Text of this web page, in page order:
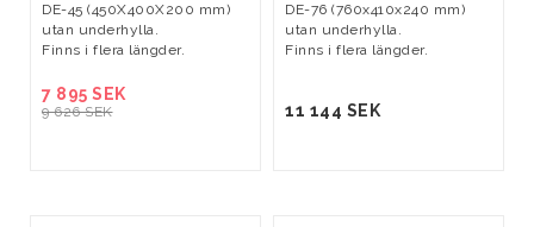
DE-45 (450X400X200 mm)
utan underhylla.
Finns i flera längder.
9 626 SEK
7 895 SEK
DE-76 (760x410x240 mm)
utan underhylla.
Finns i flera längder.
11 144 SEK